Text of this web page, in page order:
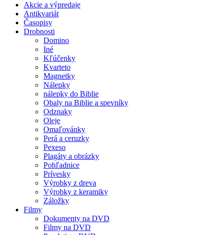
Akcie a výpredaje
Antikvariát
Časopisy
Drobnosti
Domino
Iné
Kľúčenky
Kvarteto
Magnetky
Nálepky
nálepky do Biblie
Obaly na Biblie a spevníky
Odznaky
Oleje
Omaľovánky
Perá a ceruzky
Pexeso
Plagáty a obrázky
Pohľadnice
Prívesky
Výrobky z dreva
Výrobky z keramiky
Záložky
Filmy
Dokumenty na DVD
Filmy na DVD